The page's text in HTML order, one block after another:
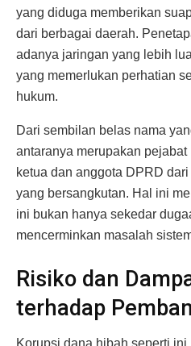
yang diduga memberikan
dari berbagai daerah.
adanya jaringan yang lebih
yang memerlukan perhatian
hukum.
Dari sembilan belas nama
antaranya merupakan pejabat
ketua dan anggota DPRD
yang bersangkutan. Hal ini
ini bukan hanya sekedar
mencerminkan masalah
Risiko dan
terhadap